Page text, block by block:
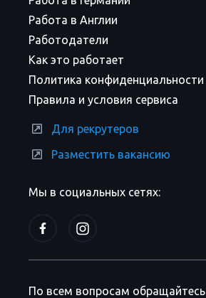
Мы в социальных сетях:
Работа в Англии
Работодатели
Как это работает
Политика конфиденциальности
Правила и условия сервиса
Для рекрутеров
Разместить вакансию
По всем вопросам обращайтесь